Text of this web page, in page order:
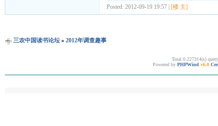
Posted: 2012-09-19 19:57 | [楼 主]
三农中国读书论坛» 2012年调查趣事
Total 0.227314(s)
Powered by PHPWind v6.0